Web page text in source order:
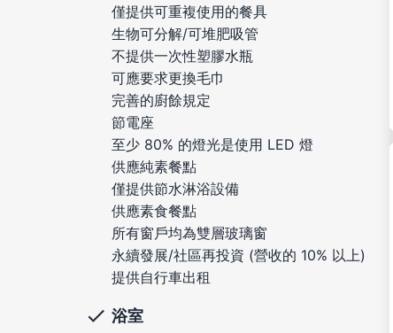
僅提供可重複使用的餐具
生物可分解/可堆肥吸管
不提供一次性塑膠水瓶
可應要求更換毛巾
完善的廚餘規定
節電座
至少 80% 的燈光是使用 LED 燈
供應純素餐點
僅提供節水淋浴設備
供應素食餐點
所有窗戶均為雙層玻璃窗
永續發展/社區再投資 (營收的 10% 以上)
提供自行車出租
浴室